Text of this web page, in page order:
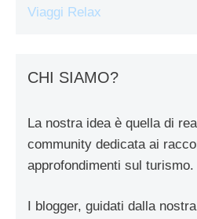
Viaggi Relax
CHI SIAMO?
La nostra idea è quella di
community dedicata ai
approfondimenti sul turismo.
I blogger, guidati dalla